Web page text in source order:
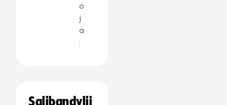
o
j
a
:
Salibandylii